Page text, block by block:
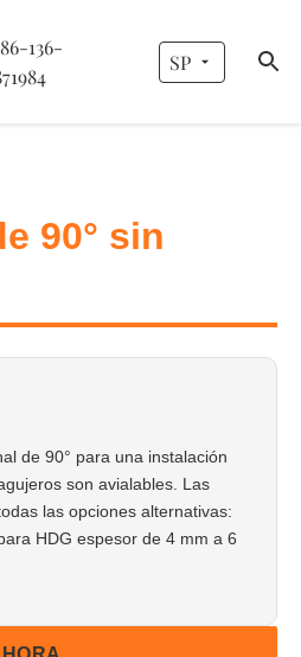
136-
SP
90° sin
de 90° para una instalación
son avialables. Las
las opciones alternativas:
HDG espesor de 4 mm a 6